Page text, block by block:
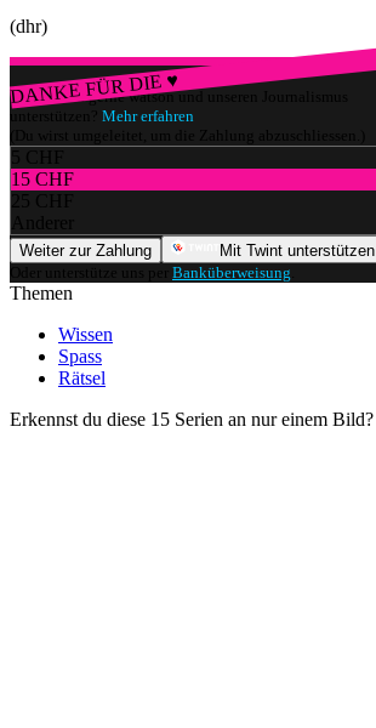
(dhr)
DANKE FÜR DIE ♥
Würdest du gerne watson und unseren Journalismus
unterstützen? Mehr erfahren
(Du wirst umgeleitet, um die Zahlung abzuschliessen.)
5 CHF
15 CHF
25 CHF
Anderer
Weiter zur Zahlung
Mit Twint unterstützen
Oder unterstütze uns per Banküberweisung
Themen
Wissen
Spass
Rätsel
Erkennst du diese 15 Serien an nur einem Bild?